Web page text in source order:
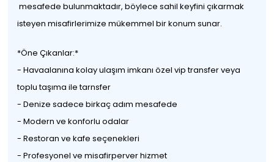
mesafede bulunmaktadır, böylece sahil keyfini çıkarmak
isteyen misafirlerimize mükemmel bir konum sunar.
*Öne Çıkanlar:*
- Havaalanına kolay ulaşım imkanı özel vip transfer veya
toplu taşıma ile tarnsfer
- Denize sadece birkaç adım mesafede
- Modern ve konforlu odalar
- Restoran ve kafe seçenekleri
- Profesyonel ve misafirperver hizmet